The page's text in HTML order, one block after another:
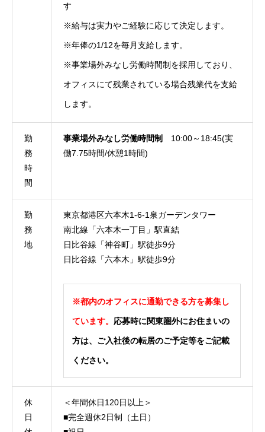
す
※給与は実力やご経験に応じて決定します。
※年俸の1/12を毎月支給します。
※事業場外みなし労働時間制を採用しており、
オフィスにて残業されている場合残業代を支給
します。
勤
務
時
間
事業場外みなし労働時間制
10:00～18:45(実
働7.75時間/休憩1時間)
勤
務
地
東京都港区六本木1-6-1泉ガーデンタワー
南北線「六本木一丁目」駅直結
日比谷線「神谷町」駅徒歩9分
日比谷線「六本木」駅徒歩9分
※都内のオフィスに通勤できる方を募集し
ています。 応募時に関東圏外にお住まいの
方は、ご入社後の転居のご予定等をご記載
ください。
休
日
＜年間休日120日以上＞
■完全週休2日制（土日）